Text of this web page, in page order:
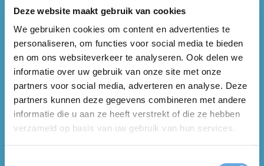
Deze website maakt gebruik van cookies
We gebruiken cookies om content en advertenties te
personaliseren, om functies voor social media te bieden
en om ons websiteverkeer te analyseren. Ook delen we
informatie over uw gebruik van onze site met onze
partners voor social media, adverteren en analyse. Deze
partners kunnen deze gegevens combineren met andere
informatie die u aan ze heeft verstrekt of die ze hebben
verzameld op basis van uw gebruik van hun services.
Ik ben op de hoogte van deprivacyverklaringvan
Taalcentrum-VU*.